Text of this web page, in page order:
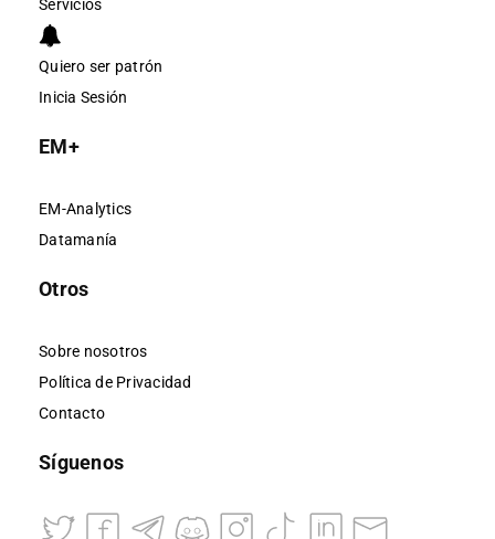
Servicios
Quiero ser patrón
Inicia Sesión
EM+
EM-Analytics
Datamanía
Otros
Sobre nosotros
Política de Privacidad
Contacto
Síguenos